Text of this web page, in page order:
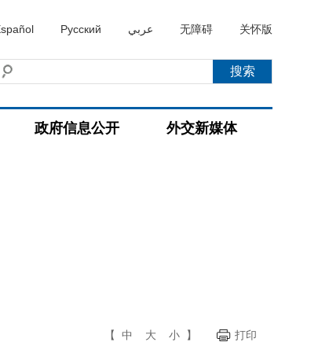
Русский عربي 无障碍 关怀版
政府信息公开 外交新媒体
【 中 大 小 】 打印